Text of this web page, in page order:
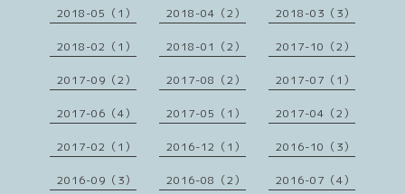
2018-05（1） 2018-04（2） 2018-03（3）
2018-02（1） 2018-01（2） 2017-10（2）
2017-09（2） 2017-08（2） 2017-07（1）
2017-06（4） 2017-05（1） 2017-04（2）
2017-02（1） 2016-12（1） 2016-10（3）
2016-09（3） 2016-08（2） 2016-07（4）